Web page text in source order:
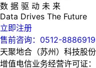
数 据 驱 动 未 来
Data Drives The Future
立即注册
售前咨询：0512-
天聚地合（苏州）科技股
增值电信业务经营许可证